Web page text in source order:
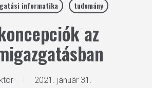
informatika
tudomány
az
2021. január 31.